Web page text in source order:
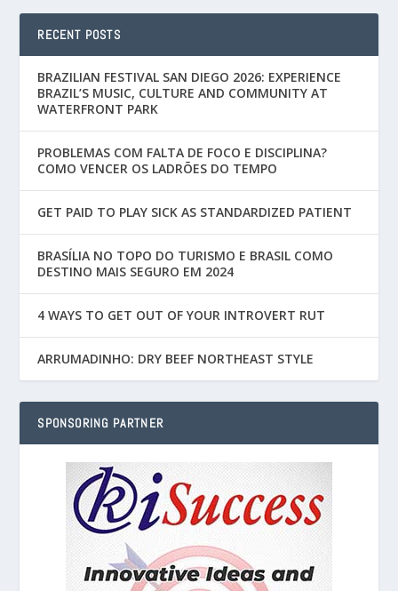
RECENT POSTS
BRAZILIAN FESTIVAL SAN DIEGO 2026: EXPERIENCE
BRAZIL’S MUSIC, CULTURE AND COMMUNITY AT
WATERFRONT PARK
PROBLEMAS COM FALTA DE FOCO E DISCIPLINA?
COMO VENCER OS LADRÕES DO TEMPO
GET PAID TO PLAY SICK AS STANDARDIZED PATIENT
BRASÍLIA NO TOPO DO TURISMO E BRASIL COMO
DESTINO MAIS SEGURO EM 2024
4 WAYS TO GET OUT OF YOUR INTROVERT RUT
ARRUMADINHO: DRY BEEF NORTHEAST STYLE
SPONSORING PARTNER